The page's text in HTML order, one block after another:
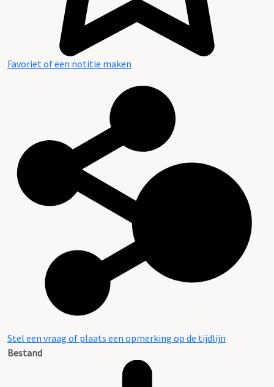
Favoriet of een notitie maken
Stel een vraag of plaats een opmerking op de tijdlijn
Bestand